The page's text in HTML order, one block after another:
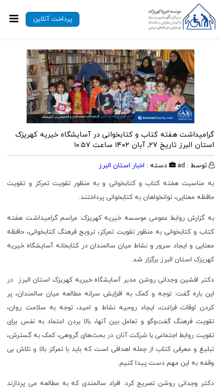
پرداخت آنلاین
گرامیداشت هفته کتاب و کتابخوانی در آسایشگاه خیریه کهریزک
استان البرزتاریخ ۲۷, آبان ۱۴۰۲ ساعت ۱۰:۵۷
توسط : ad دسته : اخبار استان البرز
به مناسبت هفته کتاب و کتابخوانی و به منظور تقویت تمرکز و تقویت
حافظه معنایی، توانخواهان به کتابخوانی پرداختند.
به گزارش روابط عمومی موسسه خیریه کهریزک: مراسم گرامیداشت هفته
کتاب و کتابخوانی به منظور تقویت تمرکز، ترویج فرهنگ کتابخوانی، حافظه
معنایی و ایجاد سرور و نشاط میان سالمندان در کتابخانه آسایشگاه خیریه
کهریزک استان البرز برگزار شد.
دکتر افشین وجدانی روشن مدیر آسایشگاه خیریه کهریزک استان البرز
در
این باره گفت: توجه و کمک به افزایش سرانه مطالعه میان سالمندان، پر
کردن اوقات فراغت، ایجاد روحیه نشاط و امید، توجه به سلامت روان،
تقویت فرهنگ گفت‌وگو و تعامل بین آنها، بالا بردن اعتماد به نفس برای
تقویت روابط اجتماعی با شرکت آنان در بحث‌های گروهی، کمک به گسترش،
تبلیغ و معرفی کتاب از جمله اهدافی است که باید با تمرکز بالا و تلاش بی
وقفه به این مهم دست پیدا کنیم.
دکتر وجدانی روشن تصریح کرد: افراد سالمندی که به مطالعه می پردازند